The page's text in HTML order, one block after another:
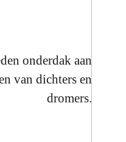
onderdak aan
van dichters en
dromers.